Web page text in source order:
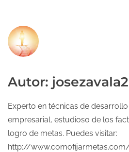
Autor:
Experto en técnicas de
empresarial, estudioso de los
logro de metas. Puedes visitar:
http://